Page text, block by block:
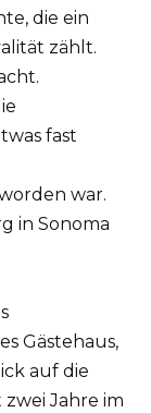
die ein
zählt.
fast
war.
in Sonoma
Gästehaus,
auf die
Jahre im